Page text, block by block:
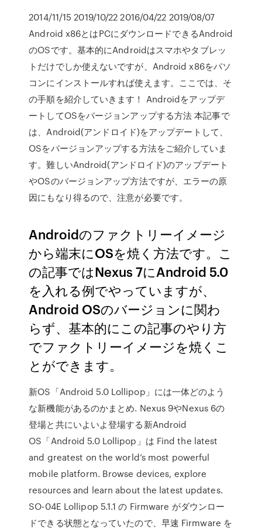
2014/11/15 2019/10/22 2016/04/22 2019/08/07
Android x86とはPCにダウンロードできるAndroid
のOSです。基本的にAndroidはスマホやタブレッ
トだけでしか使えないですが、Android x86をパソ
コンにインストールすれば使えます。ここでは、そ
の手順を紹介していきます！ Androidをアップデ
ートしてOSをバージョンアップする方法 本記事で
は、Android(アンドロイド)をアップデートして、
OSをバージョンアップする方法をご紹介していま
す。難しいAndroid(アンドロイド)のアップデート
やOSのバージョンアップ方法ですが、エラーの原
因にもなり得るので、注意が必要です。
Androidのファクトリーイメージ
から端末にOSを焼く方法です。こ
の記事ではNexus 7にAndroid 5.0
を入れる例でやっていますが、
Android OSのバージョンに関わ
らず、基本的にこの記事のやり方
でファクトリーイメージを焼くこ
とができます。
新OS「Android 5.0 Lollipop」には一体どのよう
な新機能があるのかまとめ. Nexus 9やNexus 6の
登場と共にいよいよ登場する新Android
OS「Android 5.0 Lollipop」は Find the latest
and greatest on the world’s most powerful
mobile platform. Browse devices, explore
resources and learn about the latest updates.
SO-04E Lollipop 5.1.1 の Firmware がダウンロー
ドできる状態となっていたので、早速 Firmware を